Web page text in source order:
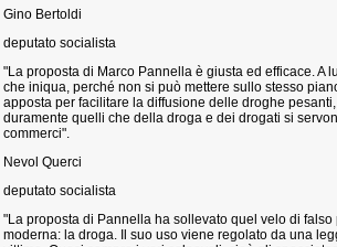
Gino Bertoldi
deputato socialista
"La proposta di Marco Pannella è giusta ed efficace. A
che iniqua, perché non si può mettere sullo stesso
apposta per facilitare la diffusione delle droghe
duramente quelli che della droga e dei drogati si
commerci".
Nevol Querci
deputato socialista
"La proposta di Pannella ha sollevato quel velo di
moderna: la droga. Il suo uso viene regolato da una